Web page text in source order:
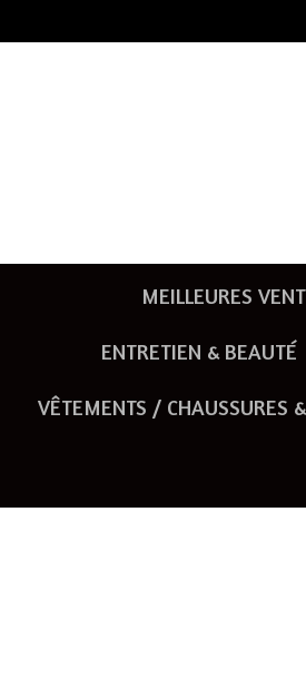
au
MEILLEURES
ENTRETIEN & BEAUTÉ
VÊTEMENTS / CHAUSSURES